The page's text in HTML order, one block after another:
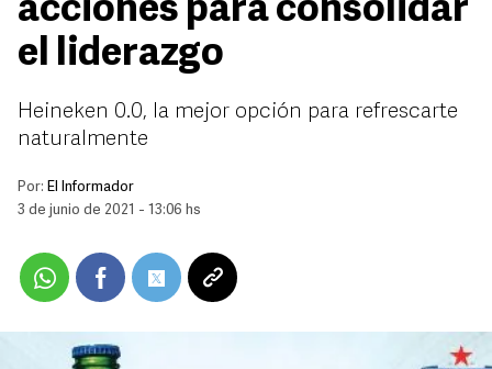
acciones para consolidar
el liderazgo
Heineken 0.0, la mejor opción para refrescarte
naturalmente
Por: El Informador
3 de junio de 2021 - 13:06 hs